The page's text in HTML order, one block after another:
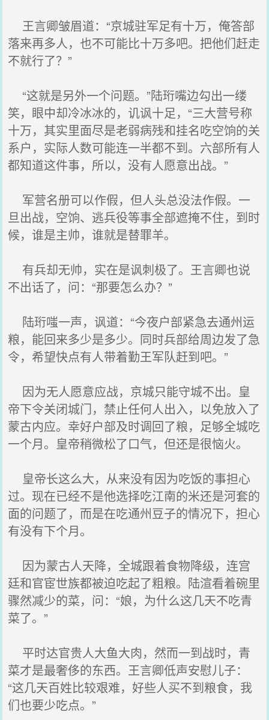
王言卿皱眉道：“京城驻军足有十万，俺答部
落来再多人，也不可能比十万多吧。把他们赶走
不就行了？”
“这就是另外一个问题。”陆珩嘴边勾出一缕
笑，眼中却冷冰冰的，讥讽十足，“三大营号称
十万，其实里面尽是老弱病残和挂名吃空饷的关
系户，实际人数可能连一半都不到。六部所有人
都知道这件事，所以，没有人愿意出战。”
军营名册可以作假，但人头总没法作假。一
旦出战，空饷、逃兵役等事全部遮掩不住，到时
候，谁是主帅，谁就是替罪羊。
有兵却无帅，实在是讽刺极了。王言卿也说
不出话了，问：“那要怎么办？”
陆珩嗤一声，讽道：“今夜户部紧急去通州运
粮，能回来多少是多少。同时兵部给周边发了急
令，希望快点有人带着勤王军队赶到吧。”
因为无人愿意应战，京城只能守城不出。皇
帝下令关闭城门，禁止任何人出入，以免放入了
蒙古内应。幸好户部及时调回了粮，足够全城吃
一个月。皇帝稍微松了口气，但还是很恼火。
皇帝长这么大，从来没有因为吃饭的事担心
过。现在已经不是他选择吃江南的米还是河套的
面的问题了，而是在吃通州豆子的情况下，担心
有没有下个月。
因为蒙古人天降，全城跟着食物降级，连宫
廷和官宦世族都被迫吃起了粗粮。陆渲看着碗里
骤然减少的菜，问：“娘，为什么这几天不吃青
菜了。”
平时达官贵人大鱼大肉，然而一到战时，青
菜才是最奢侈的东西。王言卿低声安慰儿子：
“这几天百姓比较艰难，好些人买不到粮食，我
们也要少吃点。”